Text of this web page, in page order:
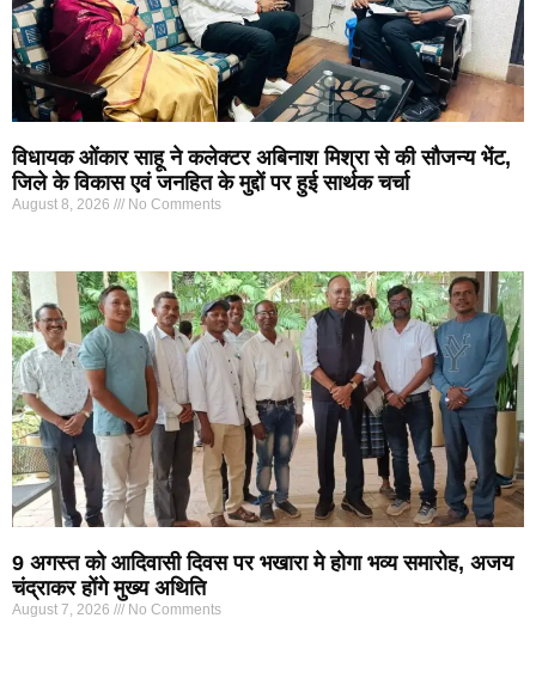
विधायक ओंकार साहू ने कलेक्टर अबिनाश मिश्रा से की सौजन्य भेंट,
जिले के विकास एवं जनहित के मुद्दों पर हुई सार्थक चर्चा
August 8, 2026 No Comments
9 अगस्त को आदिवासी दिवस पर भखारा मे होगा भव्य समारोह, अजय
चंद्राकर होंगे मुख्य अथिति
August 7, 2026 No Comments